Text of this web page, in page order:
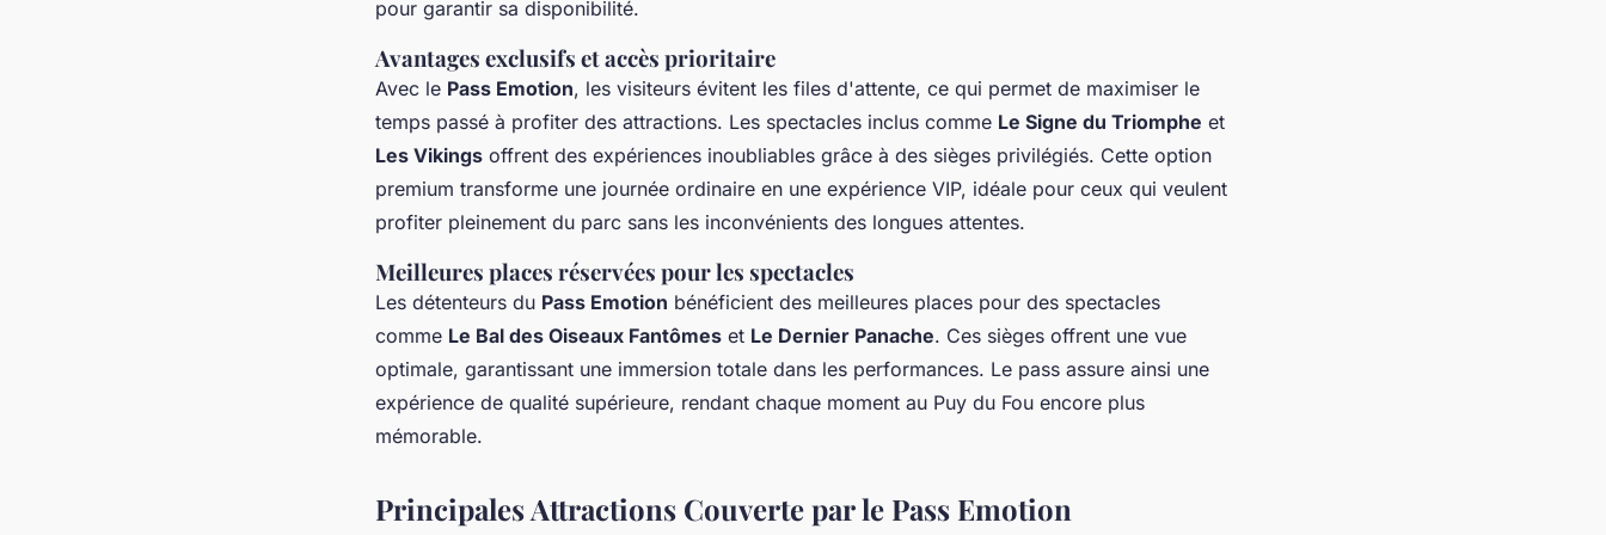
pour garantir sa disponibilité.
Avantages exclusifs et accès prioritaire
Avec le Pass Emotion, les visiteurs évitent les files d'attente, ce qui permet de maximiser le
temps passé à profiter des attractions. Les spectacles inclus comme Le Signe du Triomphe et
Les Vikings offrent des expériences inoubliables grâce à des sièges privilégiés. Cette option
premium transforme une journée ordinaire en une expérience VIP, idéale pour ceux qui veulent
profiter pleinement du parc sans les inconvénients des longues attentes.
Meilleures places réservées pour les spectacles
Les détenteurs du Pass Emotion bénéficient des meilleures places pour des spectacles
comme Le Bal des Oiseaux Fantômes et Le Dernier Panache. Ces sièges offrent une vue
optimale, garantissant une immersion totale dans les performances. Le pass assure ainsi une
expérience de qualité supérieure, rendant chaque moment au Puy du Fou encore plus
mémorable.
Principales Attractions Couverte par le Pass Emotion